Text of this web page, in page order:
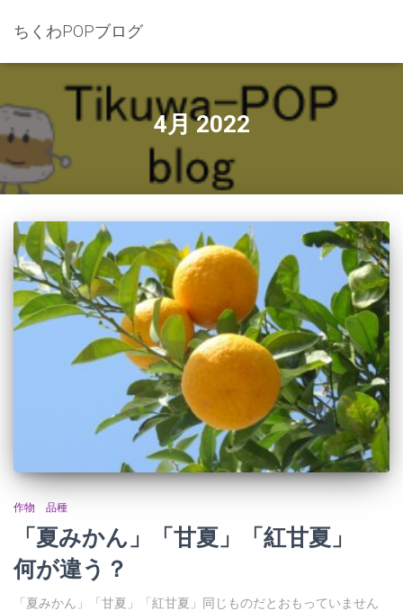
ちくわPOPブログ
4月 2022
作物 品種
「夏みかん」「甘夏」「紅甘夏」
何が違う？
「夏みかん」「甘夏」「紅甘夏」同じものだとおもっていません